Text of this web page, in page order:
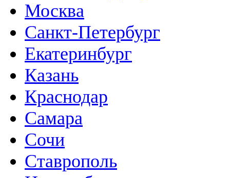
Москва
Санкт-Петербург
Екатеринбург
Казань
Краснодар
Самара
Сочи
Ставрополь